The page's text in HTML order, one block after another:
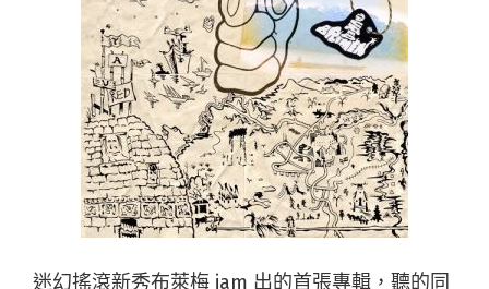
迷幻搖滾新秀布萊梅 jam 出的首張專輯，聽的同